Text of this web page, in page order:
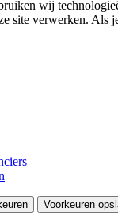
wij
site verwerken. Als
Voorkeuren